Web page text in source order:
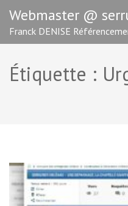
contenu
(Pressez
Webmaster @
Franck DENISE
Étiquette :